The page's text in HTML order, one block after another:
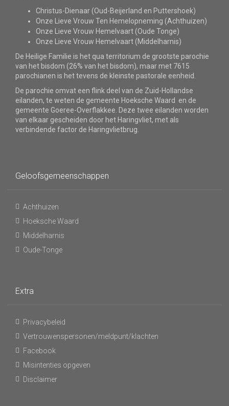
Christus-Dienaar (Oud-Beijerland en Puttershoek)
Onze Lieve Vrouw Ten Hemelopneming (Achthuizen)
Onze Lieve Vrouw Hemelvaart (Oude Tonge)
Onze Lieve Vrouw Hemelvaart (Middelharnis)
De Heilige Familie is het qua territorium de grootste parochie
van het bisdom (26% van het bisdom), maar met 7615
parochianen is het tevens de kleinste pastorale eenheid.
De parochie omvat een flink deel van de Zuid-Hollandse
eilanden, te weten de gemeente Hoeksche Waard en de
gemeente Goeree-Overflakkee. Deze twee eilanden worden
van elkaar gescheiden door het Haringvliet, met als
verbindende factor de Haringvlietbrug.
Geloofsgemeenschappen
Achthuizen
Hoeksche Waard
Middelharnis
Oude-Tonge
Extra
Privacybeleid
Vertrouwenspersonen/meldpunt/klachten
Facebook
Misintenties opgeven
Disclaimer